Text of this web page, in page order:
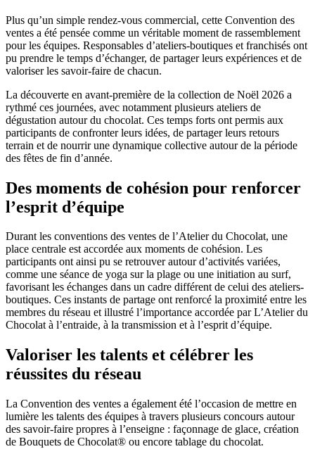
Plus qu’un simple rendez-vous commercial, cette Convention des
ventes a été pensée comme un véritable moment de rassemblement
pour les équipes. Responsables d’ateliers-boutiques et franchisés ont
pu prendre le temps d’échanger, de partager leurs expériences et de
valoriser les savoir-faire de chacun.
La découverte en avant-première de la collection de Noël 2026 a
rythmé ces journées, avec notamment plusieurs ateliers de
dégustation autour du chocolat. Ces temps forts ont permis aux
participants de confronter leurs idées, de partager leurs retours
terrain et de nourrir une dynamique collective autour de la période
des fêtes de fin d’année.
Des moments de cohésion pour renforcer
l’esprit d’équipe
Durant les conventions des ventes de l’Atelier du Chocolat, une
place centrale est accordée aux moments de cohésion. Les
participants ont ainsi pu se retrouver autour d’activités variées,
comme une séance de yoga sur la plage ou une initiation au surf,
favorisant les échanges dans un cadre différent de celui des ateliers-
boutiques. Ces instants de partage ont renforcé la proximité entre les
membres du réseau et illustré l’importance accordée par L’Atelier du
Chocolat à l’entraide, à la transmission et à l’esprit d’équipe.
Valoriser les talents et célébrer les
réussites du réseau
La Convention des ventes a également été l’occasion de mettre en
lumière les talents des équipes à travers plusieurs concours autour
des savoir-faire propres à l’enseigne : façonnage de glace, création
de Bouquets de Chocolat® ou encore tablage du chocolat.